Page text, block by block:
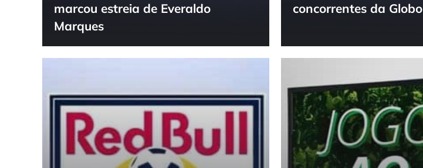
marcou estreia de Everaldo
Marques
concorrentes da Globo